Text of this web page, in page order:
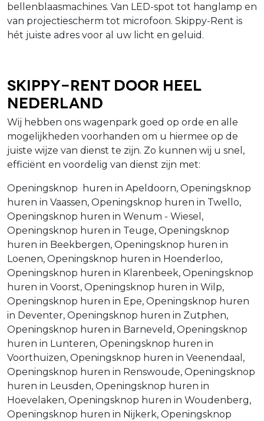
bellenblaasmachines. Van LED-spot tot hanglamp en
van projectiescherm tot microfoon. Skippy-Rent is
hét juiste adres voor al uw licht en geluid.
Skippy-Rent door heel
Nederland
Wij hebben ons wagenpark goed op orde en alle
mogelijkheden voorhanden om u hiermee op de
juiste wijze van dienst te zijn. Zo kunnen wij u snel,
efficiënt en voordelig van dienst zijn met:
Openingsknop huren in Apeldoorn, Openingsknop
huren in Vaassen, Openingsknop huren in Twello,
Openingsknop huren in Wenum - Wiesel,
Openingsknop huren in Teuge, Openingsknop
huren in Beekbergen, Openingsknop huren in
Loenen, Openingsknop huren in Hoenderloo,
Openingsknop huren in Klarenbeek, Openingsknop
huren in Voorst, Openingsknop huren in Wilp,
Openingsknop huren in Epe, Openingsknop huren
in Deventer, Openingsknop huren in Zutphen,
Openingsknop huren in Barneveld, Openingsknop
huren in Lunteren, Openingsknop huren in
Voorthuizen, Openingsknop huren in Veenendaal,
Openingsknop huren in Renswoude, Openingsknop
huren in Leusden, Openingsknop huren in
Hoevelaken, Openingsknop huren in Woudenberg,
Openingsknop huren in Nijkerk, Openingsknop